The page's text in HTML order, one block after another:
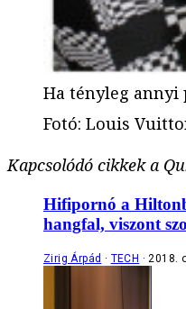
Ha tényleg annyi
Fotó: Louis
Kapcsolódó cikkek a
Hifipornó a
hangfal, viszont
Zirig Árpád TECH 2018.